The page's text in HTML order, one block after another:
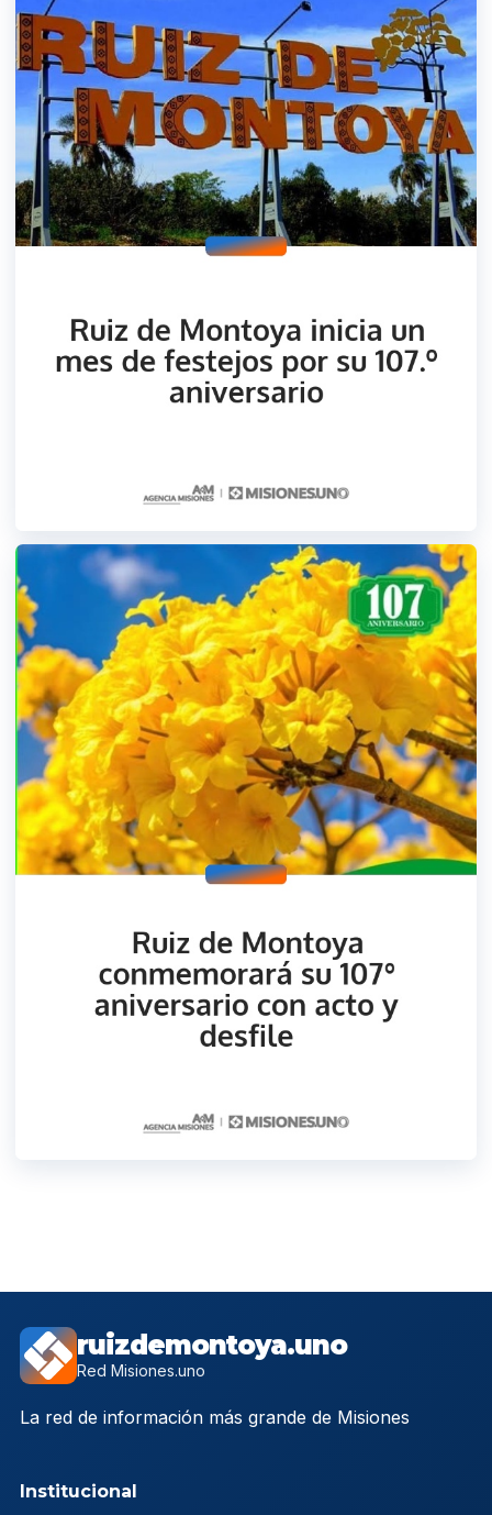
ruizdemontoya.uno
Red Misiones.uno
La red de información más grande de Misiones
Institucional